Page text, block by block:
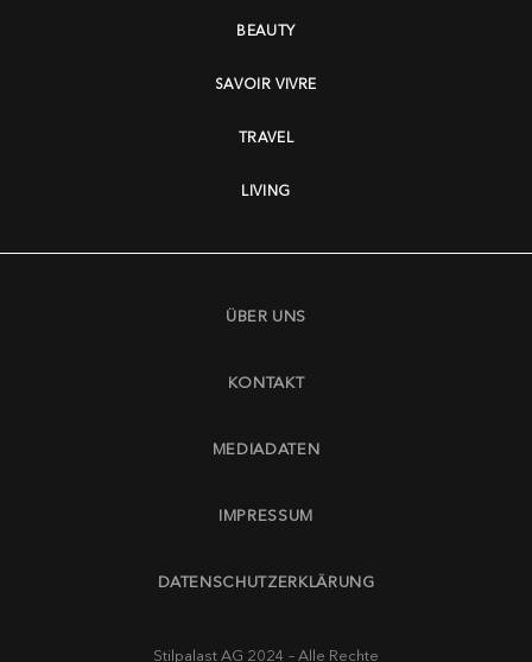
BEAUTY
SAVOIR VIVRE
TRAVEL
LIVING
ÜBER UNS
KONTAKT
MEDIADATEN
IMPRESSUM
DATENSCHUTZERKLÄRUNG
Stilpalast AG 2024 – Alle Rechte